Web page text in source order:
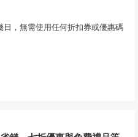
日，無需使用任何折扣券或優惠碼